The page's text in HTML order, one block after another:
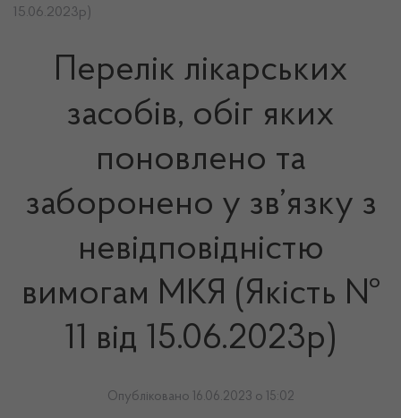
15.06.2023р)
Перелік лікарських
засобів, обіг яких
поновлено та
заборонено у зв’язку з
невідповідністю
вимогам МКЯ (Якість №
11 від 15.06.2023р)
Опубліковано 16.06.2023 о 15:02